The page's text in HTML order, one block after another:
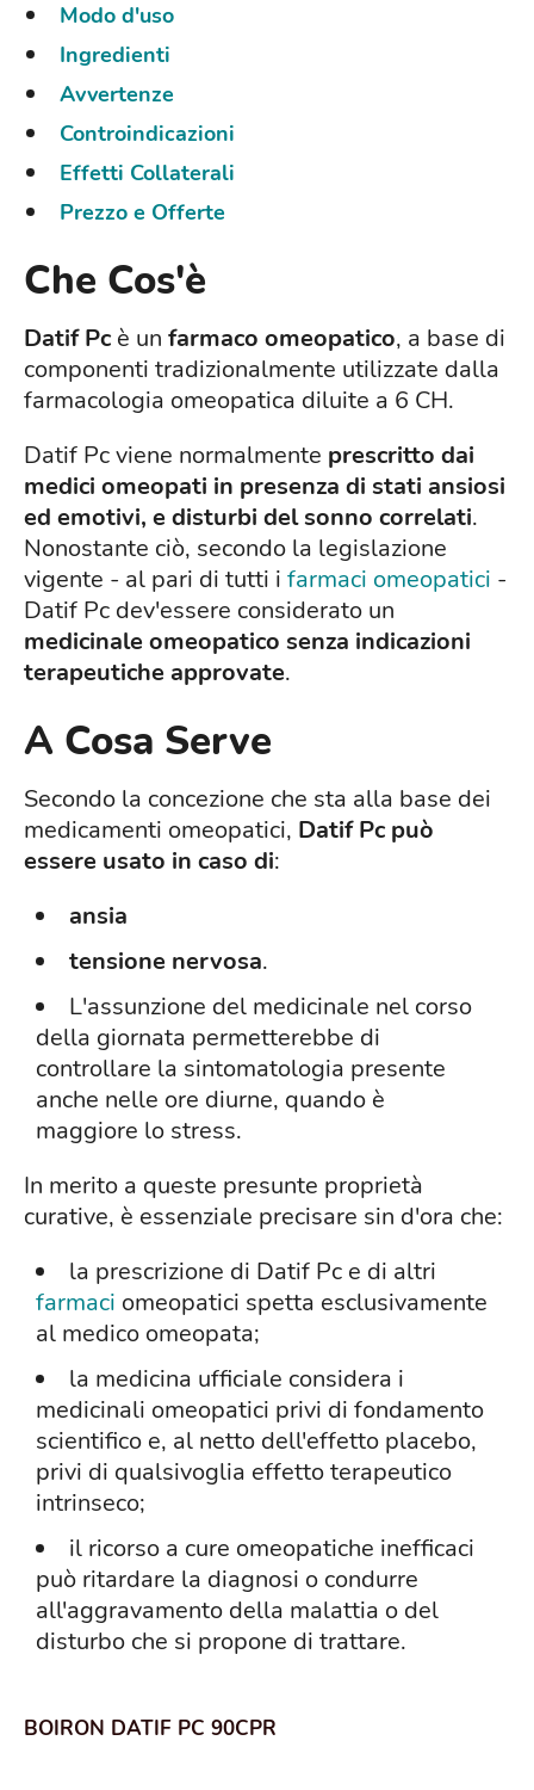
Modo d'uso
Ingredienti
Avvertenze
Controindicazioni
Effetti Collaterali
Prezzo e Offerte
Che Cos'è
Datif Pc è un farmaco omeopatico, a base di
componenti tradizionalmente utilizzate dalla
farmacologia omeopatica diluite a 6 CH.
Datif Pc viene normalmente prescritto dai
medici omeopati in presenza di stati ansiosi
ed emotivi, e disturbi del sonno correlati.
Nonostante ciò, secondo la legislazione
vigente - al pari di tutti i farmaci omeopatici -
Datif Pc dev'essere considerato un
medicinale omeopatico senza indicazioni
terapeutiche approvate.
A Cosa Serve
Secondo la concezione che sta alla base dei
medicamenti omeopatici, Datif Pc può
essere usato in caso di:
ansia
tensione nervosa.
L'assunzione del medicinale nel corso
della giornata permetterebbe di
controllare la sintomatologia presente
anche nelle ore diurne, quando è
maggiore lo stress.
In merito a queste presunte proprietà
curative, è essenziale precisare sin d'ora che:
la prescrizione di Datif Pc e di altri
farmaci omeopatici spetta esclusivamente
al medico omeopata;
la medicina ufficiale considera i
medicinali omeopatici privi di fondamento
scientifico e, al netto dell'effetto placebo,
privi di qualsivoglia effetto terapeutico
intrinseco;
il ricorso a cure omeopatiche inefficaci
può ritardare la diagnosi o condurre
all'aggravamento della malattia o del
disturbo che si propone di trattare.
BOIRON DATIF PC 90CPR